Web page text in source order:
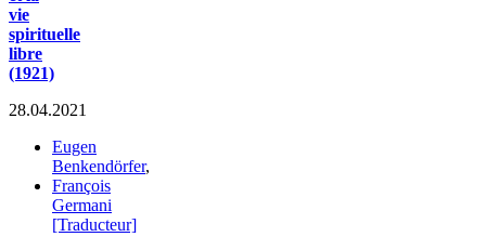
vie
spirituelle
libre
(1921)
28.04.2021
Eugen
Benkendörfer,
François
Germani
[Traducteur]